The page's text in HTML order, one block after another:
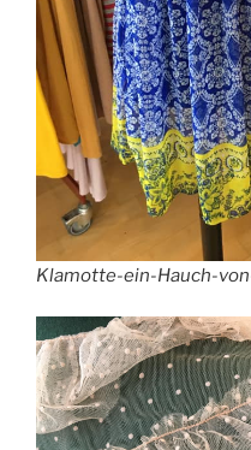
Klamotte-ein-Hauch-